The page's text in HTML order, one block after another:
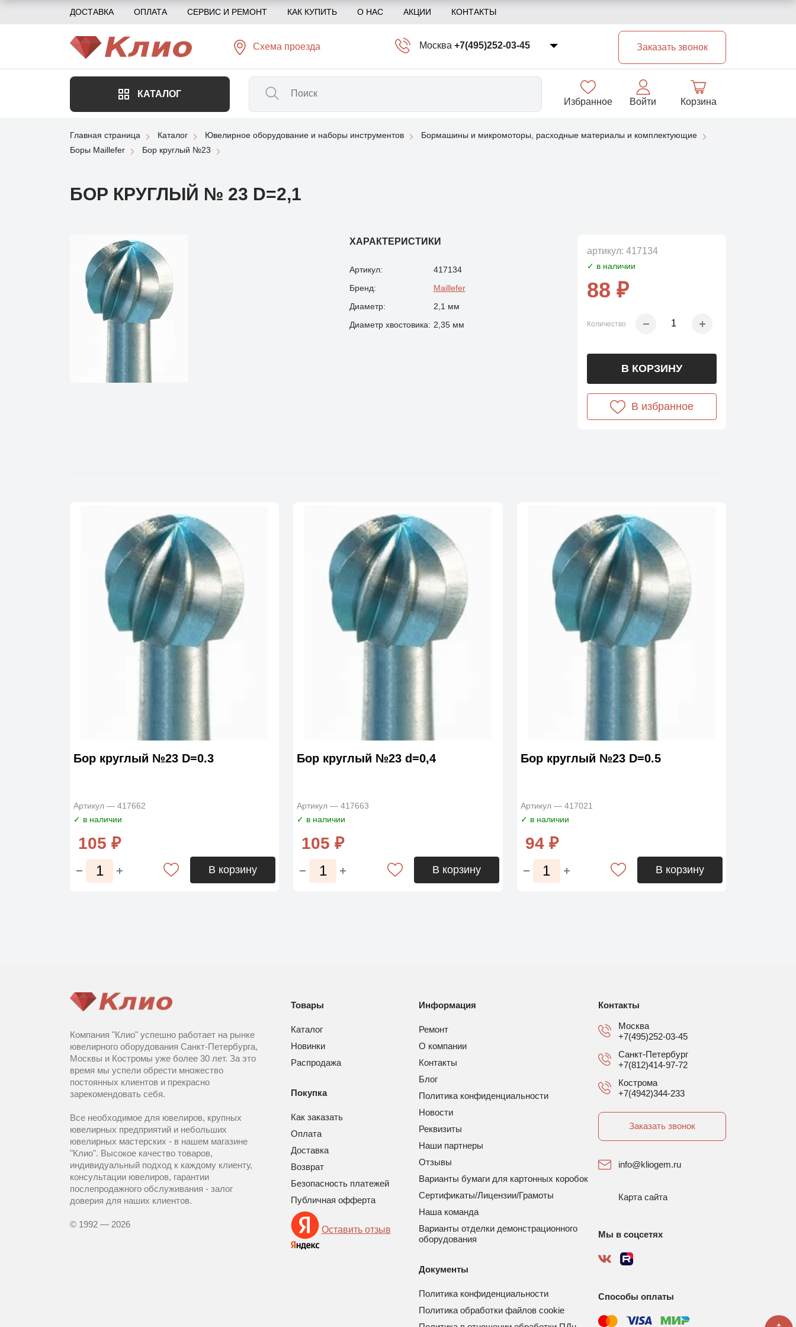
ДОСТАВКА ОПЛАТА СЕРВИС И РЕМОНТ КАК КУПИТЬ О НАС АКЦИИ КОНТАКТЫ
Схема проезда Москва +7(495)252-03-45
Заказать звонок
КАТАЛОГ
Избранное Войти Корзина
Главная страница Каталог Ювелирное оборудование и наборы инструментов
Бормашины и микромоторы, расходные материалы и комплектующие
Боры Maillefer
Бор круглый №23
БОР КРУГЛЫЙ № 23 D=2,1
ХАРАКТЕРИСТИКИ
Артикул:
417134
Бренд:
Maillefer
Диаметр:
2,1 мм
Диаметр хвостовика: 2,35 мм
артикул: 417134
✓ в наличии
88 ₽
Количество
В КОРЗИНУ
В избранное
Бор круглый №23 D=0.3
Артикул — 417662
✓ в наличии
105 ₽
В корзину
Бор круглый №23 d=0,4
Артикул — 417663
✓ в наличии
105 ₽
В корзину
Бор круглый №23 D=0.5
Артикул — 417021
✓ в наличии
94 ₽
В корзину
Компания "Клио" успешно работает на рынке
ювелирного оборудования Санкт-Петербурга,
Москвы и Костромы уже более 30 лет. За это
время мы успели обрести множество
постоянных клиентов и прекрасно
зарекомендовать себя.
Все необходимое для ювелиров, крупных
ювелирных предприятий и небольших
ювелирных мастерских - в нашем магазине
"Клио". Высокое качество товаров,
индивидуальный подход к каждому клиенту,
консультации ювелиров, гарантии
послепродажного обслуживания - залог
доверия для наших клиентов.
© 1992 — 2026
Товары
Каталог
Новинки
Распродажа
Покупка
Как заказать
Оплата
Доставка
Возврат
Безопасность платежей
Публичная офферта
Оставить отзыв
Информация
Ремонт
О компании
Контакты
Блог
Политика конфиденциальности
Новости
Реквизиты
Наши партнеры
Отзывы
Варианты бумаги для картонных коробок
Сертификаты/Лицензии/Грамоты
Наша команда
Варианты отделки демонстрационного
оборудования
Документы
Политика конфиденциальности
Политика обработки файлов cookie
Контакты
Москва
+7(495)252-03-45
Санкт-Петербург
+7(812)414-97-72
Кострома
+7(4942)344-233
Заказать звонок
info@kliogem.ru
Карта сайта
Мы в соцсетях
Способы оплаты